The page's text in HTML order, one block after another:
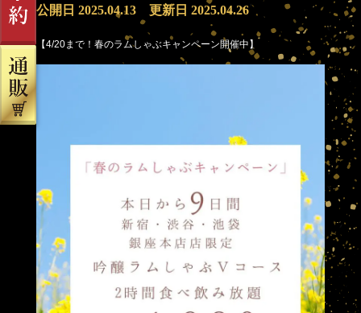
公開日 2025.04.13更新日 2025.04.26
【4/20まで！春のラムしゃぶキャンペーン開催中】